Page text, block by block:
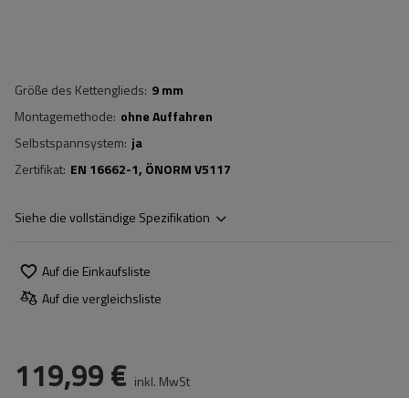
Größe des Kettenglieds 9 mm
Montagemethode ohne Auffahren
Selbstspannsystem ja
Zertifikat EN 16662-1 ÖNORM V5117
Siehe die vollständige Spezifikation
Auf die Einkaufsliste
Auf die vergleichsliste
119,99 € inkl. MwSt